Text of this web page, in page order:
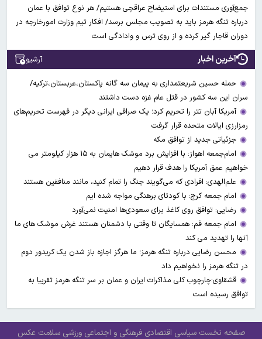
جمع‌آوری مستندات برای استیضاح عراقچی هستیم/ هر نوع توافق با عمان
درباره تنگه هرمز باید به تصویب مجلس برسد/ افکار تیم وزارت امورخارجه در
دوران قاجار گیر کرده و از روی ترس و وادادگی است
آخرین اخبار آرشیو
حمله حسین شریعتمداری به پیمان سه گانه پاکستان،عربستان،ترکیه/
سران این سه کشور در قتل عام غزه دست داشتند
آمریکا آبان تتر را تحریم کرد؛ یک صرافی ایرانی دیگر در فهرست تحریم‌های
رمزارزی ایالات متحده قرار گرفت
جزئیاتی جدید از توافق مکه
امام‌جمعه اهواز: با افزایش برد موشک هایمان به ۱۵ هزار کیلومتر می
خواهیم عمق آمریکا را هدف قرار دهیم
علم‌الهدی: افرادی که می‌گویند جنگ را تمام کنید، مانند منافقین هستند
امام جمعه کرج: با کودتای برهنگی مواجه شده ایم
رضایی: توافق روی کاغذ برای سعودی‌ها امنیت نمی‌آورد
امام جمعه قم: همسایگان تا وقتی با دشمنان هستند غرش موشک های ما
آنها را تهدید می کند
محسن رضایی درباره تنگه هرمز؛ ما هرگز اجازه باز شدن یک کریدور دوم
در تنگه هرمز را نخواهیم داد
قشقاوی:چارچوب کلی مذاکرات ایران و عمان بر سر تنگه هرمز تقریبا به
توافق رسیده است
صفحه نخست سیاسی اقتصادی فرهنگی و اجتماعی ورزشی سلامت عکس